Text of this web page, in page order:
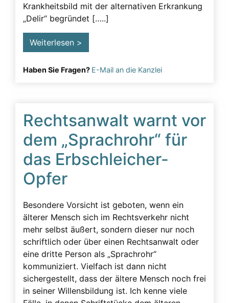
Krankheitsbild mit der alternativen Erkrankung
„Delir“ begründet […..]
Weiterlesen >
Haben Sie Fragen? E-Mail an die Kanzlei
Rechtsanwalt warnt vor
dem „Sprachrohr“ für
das Erbschleicher-
Opfer
Besondere Vorsicht ist geboten, wenn ein
älterer Mensch sich im Rechtsverkehr nicht
mehr selbst äußert, sondern dieser nur noch
schriftlich oder über einen Rechtsanwalt oder
eine dritte Person als „Sprachrohr“
kommuniziert. Vielfach ist dann nicht
sichergestellt, dass der ältere Mensch noch frei
in seiner Willensbildung ist. Ich kenne viele